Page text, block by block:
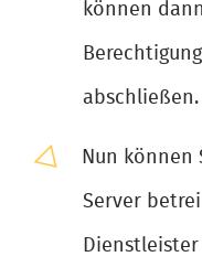
können
abschließen.
Nun können
Server